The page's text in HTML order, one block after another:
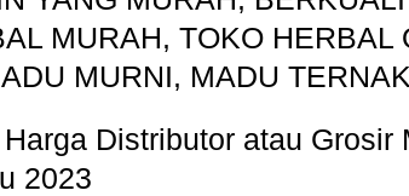
MURAH, TOKO HERBAL
MURNI, MADU
Distributor atau Grosir
2023